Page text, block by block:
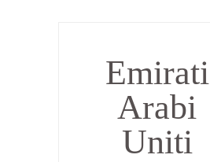
Emirati
Arabi
Uniti